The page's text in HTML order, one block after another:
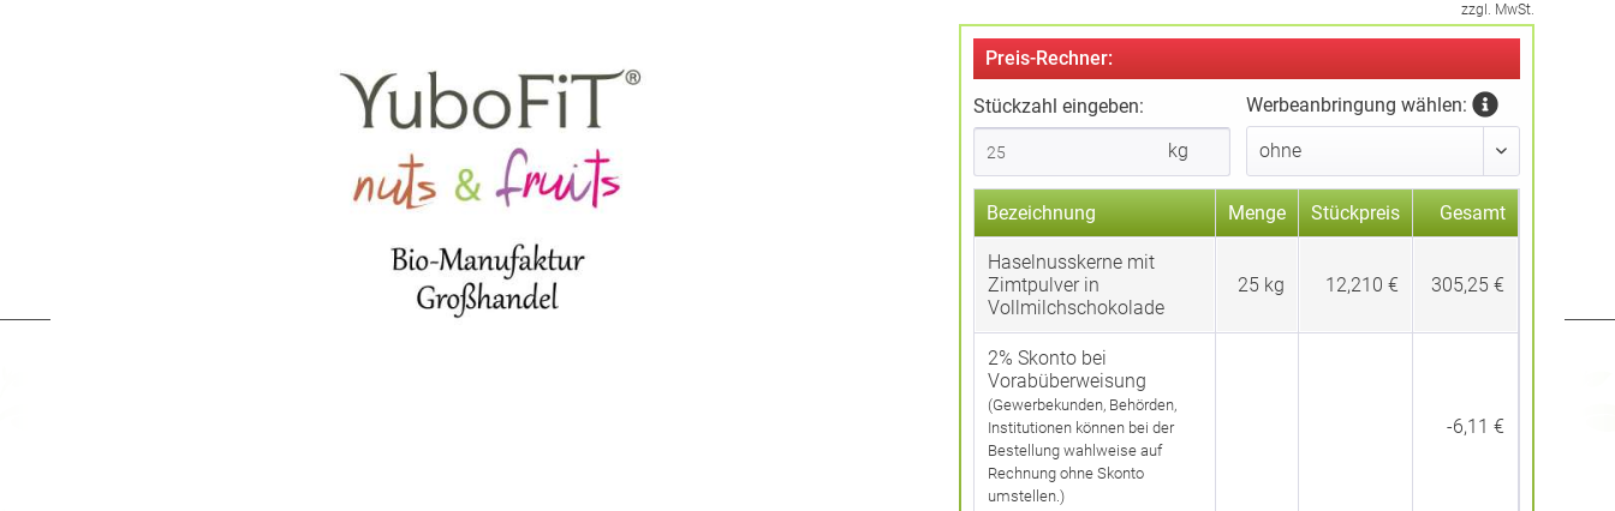
zzgl. MwSt.
Preis-Rechner:
Stückzahl eingeben:
kg
Werbeanbringung wählen:
Bezeichnung Menge Stückpreis Gesamt
Haselnusskerne mit
Zimtpulver in
Vollmilchschokolade
25 kg 12,210 € 305,25 €
2% Skonto bei
Vorabüberweisung
(Gewerbekunden, Behörden,
Institutionen können bei der
Bestellung wahlweise auf
Rechnung ohne Skonto
umstellen.)
-6,11 €